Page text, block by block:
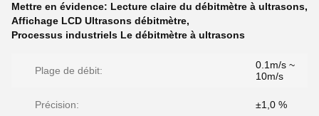
Mettre en évidence: Lecture claire du débitmètre à ultrasons,
Affichage LCD Ultrasons débitmètre,
Processus industriels Le débitmètre à ultrasons
Plage de débit:
0.1m/s ~
10m/s
Précision: ±1,0 %